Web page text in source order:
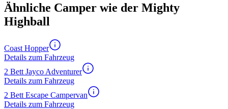
Ähnliche Camper wie der Mighty
Highball
Coast Hopper
Details zum Fahrzeug
2 Bett Jayco Adventurer
Details zum Fahrzeug
2 Bett Escape Campervan
Details zum Fahrzeug